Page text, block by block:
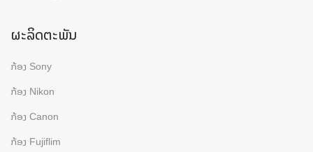
ຜະລິດຕະພັນ
ກ້ອງ Sony
ກ້ອງ Nikon
ກ້ອງ Canon
ກ້ອງ Fujiflim